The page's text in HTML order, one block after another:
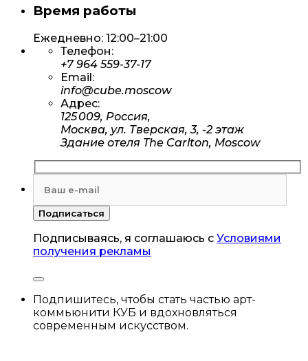
Время работы
Ежедневно: 12:00–21:00
Телефон:
+7 964 559-37-17
Email:
info@cube.moscow
Адрес:
125 009, Россия,
Москва, ул. Тверская, 3, -2 этаж
Здание отеля The Carlton, Moscow
Подписываясь, я соглашаюсь с Условиями
получения рекламы
Подпишитесь, чтобы стать частью арт-
коммьюнити КУБ и вдохновляться
современным искусством.